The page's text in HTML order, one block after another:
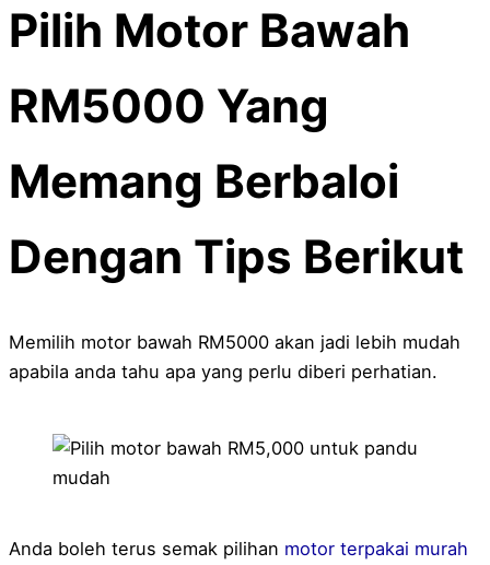
Pilih Motor Bawah
RM5000 Yang
Memang Berbaloi
Dengan Tips Berikut
Memilih motor bawah RM5000 akan jadi lebih mudah
apabila anda tahu apa yang perlu diberi perhatian.
Anda boleh terus semak pilihan motor terpakai murah